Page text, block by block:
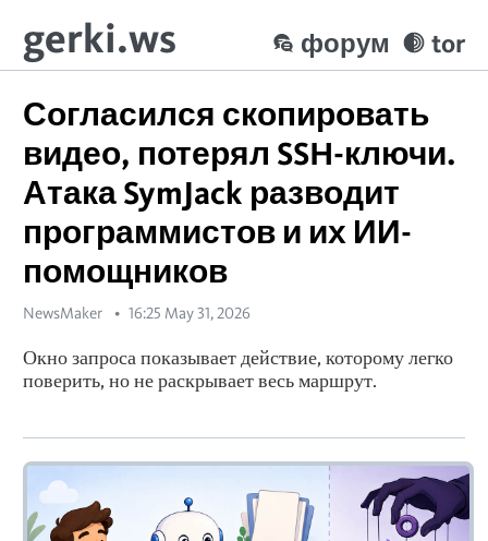
gerki.ws tor
форум
Согласился скопировать
видео, потерял SSH-ключи.
Атака SymJack разводит
программистов и их ИИ-
помощников
NewsMaker 16:25 May 31, 2026
Окно запроса показывает действие, которому легко
поверить, но не раскрывает весь маршрут.